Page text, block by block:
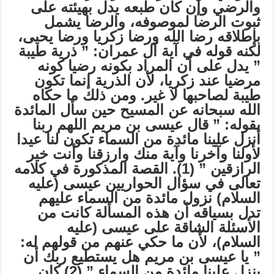
والرضي وإن كان طبعه يدل بهيئته على
ثبوت الرضا لموصوفه، والرضا يشمل
بإطلاقه رضا الله ورضا زكريا ورضا يحيى،
لكنه قوله في آية آل عمران: ” ذرية طيبة
” يدل على أن المراد بكونه رضيا كونه
مرضيا عند زكريا، لأن الذرية إنما تكون
طيبة لصاحبها لا غير. ومن ذلك ما حكاه
الله سبحانه عن المسيح حين سأل المائدة
بقوله: ” قال عيسى بن مريم اللهم ربنا
أنزل علينا مائدة من السماء تكون لنا عيدا
لأولنا وآخرنا وآية منك وارزقنا وأنت خير
الرازقين ” (1). القصة المذكورة في كلامه
تعالى في سؤال الحواريين عيسى (عليه
السلام) نزول مائدة من السماء عليهم
تدل بسياقه أن هذه المسألة كانت من
الأسئلة الشاقة على عيسى (عليه
السلام)، لأن ما حكي عنهم من قولهم له:
” يا عيسى بن مريم هل يستطيع ربك أن